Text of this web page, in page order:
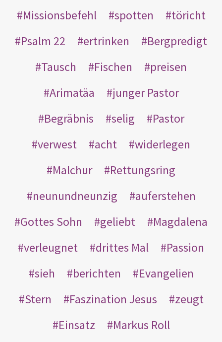
Missionsbefehl
spotten
töricht
Psalm 22
ertrinken
Bergpredigt
Tausch
Fischen
preisen
Arimatäa
junger Pastor
Begräbnis
selig
Pastor
verwest
acht
widerlegen
Malchur
Rettungsring
neunundneunzig
auferstehen
Gottes Sohn
geliebt
Magdalena
verleugnet
drittes Mal
Passion
sieh
berichten
Evangelien
Stern
Faszination Jesus
zeugt
Einsatz
Markus Roll